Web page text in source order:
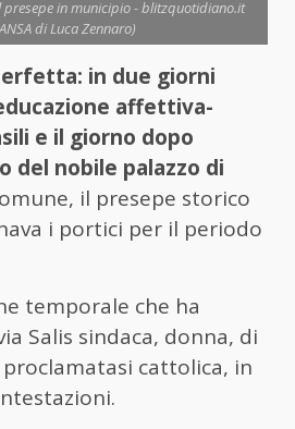
in municipio - blitzquotidiano.it
di Luca Zennaro)
in due giorni
affettiva-
e il giorno dopo
del nobile palazzo di
il presepe storico
i portici per il periodo
temporale che ha
Salis sindaca, donna, di
cattolica, in